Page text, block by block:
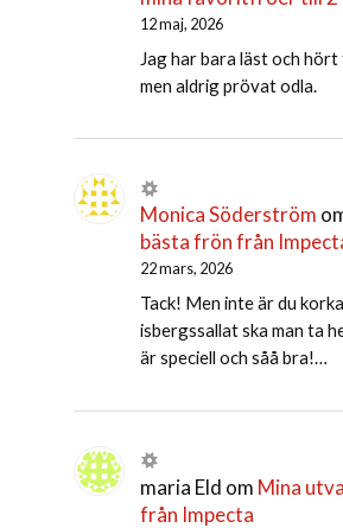
12 maj, 2026
Jag har bara läst och hört
men aldrig prövat odla.
Monica Söderström
bästa frön från
22 mars, 2026
Tack! Men inte är du
isbergssallat ska man ta
är speciell och såå bra!…
maria Eld om Mina
från Impecta